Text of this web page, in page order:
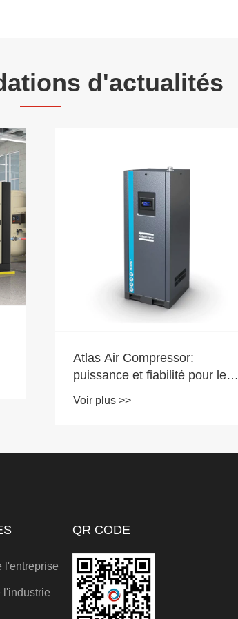
d'actualités
Pourquoi le compresseur Air
Ingersoll Rand est un choix de
premier plan pour les pros
Voir plus >>
l'entreprise
l'industrie
QR CODE